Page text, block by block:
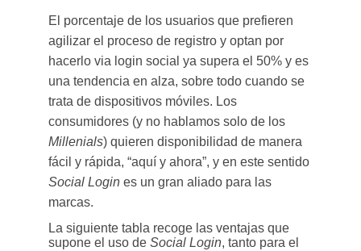
El porcentaje de los usuarios que prefieren
agilizar el proceso de registro y optan por
hacerlo via login social ya supera el 50% y es
una tendencia en alza, sobre todo cuando se
trata de dispositivos móviles. Los
consumidores (y no hablamos solo de los
Millenials) quieren disponibilidad de manera
fácil y rápida, “aquí y ahora”, y en este sentido
Social Logines un gran aliado para las
marcas.
La siguiente tabla recoge las ventajas que
supone el uso de Social Login, tanto para el